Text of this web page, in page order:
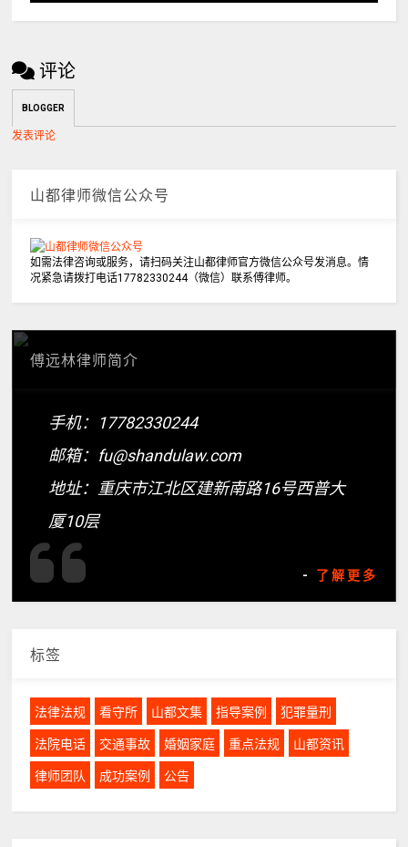
评论
BLOGGER
发表评论
山都律师微信公众号
如需法律咨询或服务，请扫码关注山都律师官方微信公众号发消息。情
况紧急请拨打电话17782330244（微信）联系傅律师。
傅远林律师简介
手机：17782330244
邮箱：fu@shandulaw.com
地址：重庆市江北区建新南路16号西普大
厦10层
- 了解更多
标签
法律法规 看守所 山都文集 指导案例 犯罪量刑
法院电话 交通事故 婚姻家庭 重点法规 山都资讯
律师团队 成功案例 公告